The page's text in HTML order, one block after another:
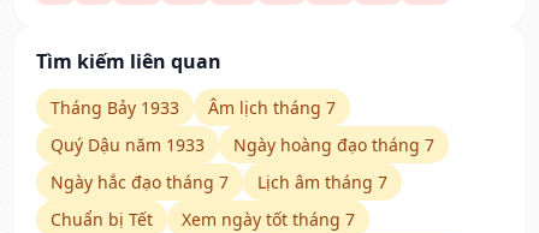
Tìm kiếm liên quan
Tháng Bảy 1933
Âm lịch tháng 7
Quý Dậu năm 1933
Ngày hoàng đạo tháng 7
Ngày hắc đạo tháng 7
Lịch âm tháng 7
Chuẩn bị Tết
Xem ngày tốt tháng 7